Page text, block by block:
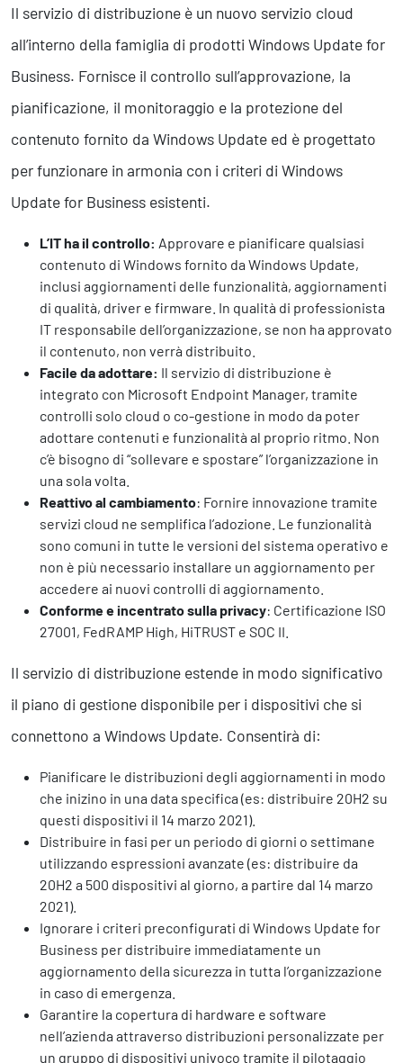
Il servizio di distribuzione è un nuovo servizio cloud
all’interno della famiglia di prodotti Windows Update for
Business. Fornisce il controllo sull’approvazione, la
pianificazione, il monitoraggio e la protezione del
contenuto fornito da Windows Update ed è progettato
per funzionare in armonia con i criteri di Windows
Update for Business esistenti.
L’IT ha il controllo: Approvare e pianificare qualsiasi
contenuto di Windows fornito da Windows Update,
inclusi aggiornamenti delle funzionalità, aggiornamenti
di qualità, driver e firmware. In qualità di professionista
IT responsabile dell’organizzazione, se non ha approvato
il contenuto, non verrà distribuito.
Facile da adottare: Il servizio di distribuzione è
integrato con Microsoft Endpoint Manager, tramite
controlli solo cloud o co-gestione in modo da poter
adottare contenuti e funzionalità al proprio ritmo. Non
c’è bisogno di “sollevare e spostare” l’organizzazione in
una sola volta.
Reattivo al cambiamento: Fornire innovazione tramite
servizi cloud ne semplifica l’adozione. Le funzionalità
sono comuni in tutte le versioni del sistema operativo e
non è più necessario installare un aggiornamento per
accedere ai nuovi controlli di aggiornamento.
Conforme e incentrato sulla privacy: Certificazione ISO
27001, FedRAMP High, HiTRUST e SOC II.
Il servizio di distribuzione estende in modo significativo
il piano di gestione disponibile per i dispositivi che si
connettono a Windows Update. Consentirà di:
Pianificare le distribuzioni degli aggiornamenti in modo
che inizino in una data specifica (es: distribuire 20H2 su
questi dispositivi il 14 marzo 2021).
Distribuire in fasi per un periodo di giorni o settimane
utilizzando espressioni avanzate (es: distribuire da
20H2 a 500 dispositivi al giorno, a partire dal 14 marzo
2021).
Ignorare i criteri preconfigurati di Windows Update for
Business per distribuire immediatamente un
aggiornamento della sicurezza in tutta l’organizzazione
in caso di emergenza.
Garantire la copertura di hardware e software
nell’azienda attraverso distribuzioni personalizzate per
un gruppo di dispositivi univoco tramite il pilotaggio